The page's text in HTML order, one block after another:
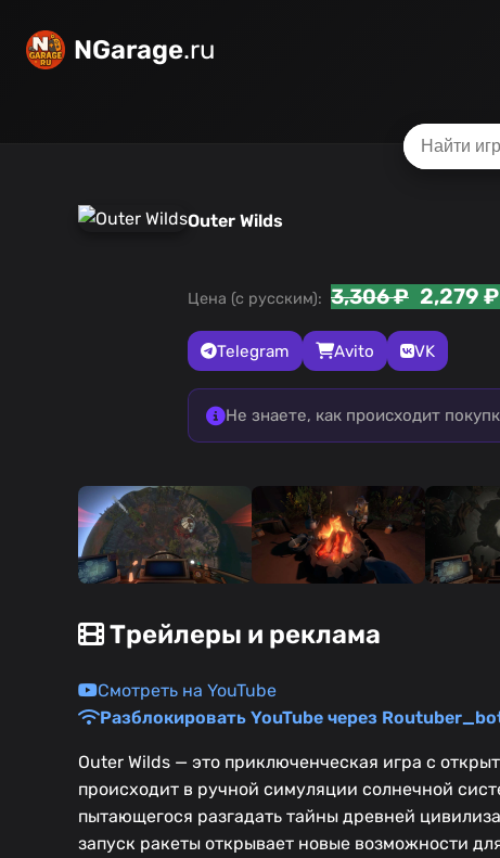
NGarage.ru
Outer Wilds
Цена (с русским): 3,306 ₽ 2,279 ₽
Telegram Avito VK
Не знаете, как происходит
Трейлеры и реклама
Смотреть на YouTube
Разблокировать YouTube через
Outer Wilds — это приключенческая игра с
происходит в ручной симуляции солнечной
пытающегося разгадать тайны древней
запуск ракеты открывает новые возможности